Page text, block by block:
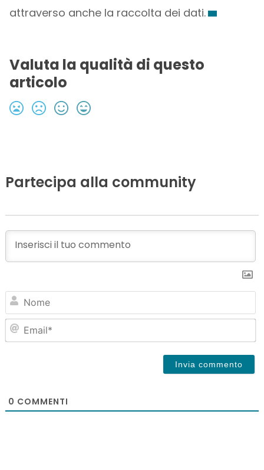
attraverso anche la raccolta dei dati.
Valuta la qualità di questo
articolo
Partecipa alla community
0 COMMENTI